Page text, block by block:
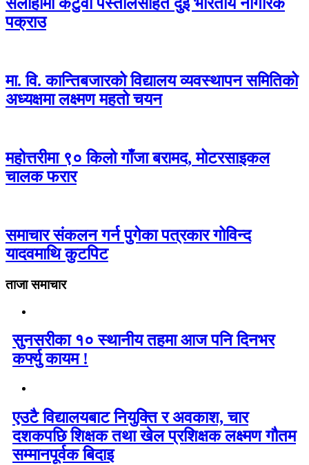
सर्लाहीमा कटुवा पेस्तोलसहित दुई भारतीय नागरिक
पक्राउ
मा. वि. कान्तिबजारको विद्यालय व्यवस्थापन समितिको
अध्यक्षमा लक्ष्मण महतो चयन
महोत्तरीमा ९० किलो गाँजा बरामद, मोटरसाइकल
चालक फरार
समाचार संकलन गर्न पुगेका पत्रकार गोविन्द
यादवमाथि कुटपिट
ताजा समाचार
सुनसरीका १० स्थानीय तहमा आज पनि दिनभर
कर्फ्यु कायम !
एउटै विद्यालयबाट नियुक्ति र अवकाश, चार
दशकपछि शिक्षक तथा खेल प्रशिक्षक लक्ष्मण गौतम
सम्मानपूर्वक बिदाइ